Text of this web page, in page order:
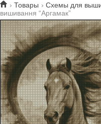
› Товары › Схемы для
вишивання “Аргамак”